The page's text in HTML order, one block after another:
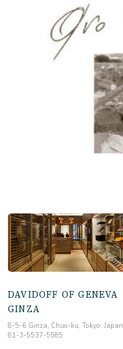
DAVIDOFF OF GENEVA
GINZA
8-5-6 Ginza, Chuo-ku, Tokyo, Japan
81-3-5537-5585